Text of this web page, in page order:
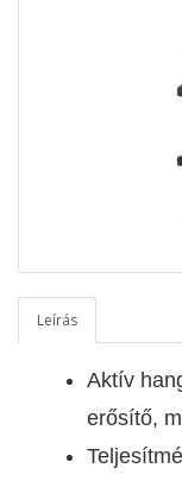
Leírás
Aktív
erősítő,